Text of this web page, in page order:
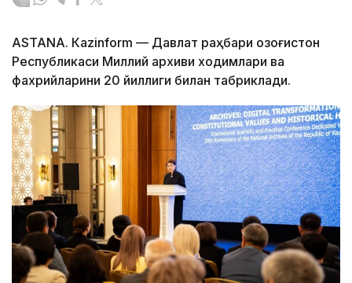
ASTANА. Кazinform — Давлат раҳбари Қозоғистон
Республикаси Миллий архиви ходимлари ва
фахрийларини 20 йиллиги билан табриклади.